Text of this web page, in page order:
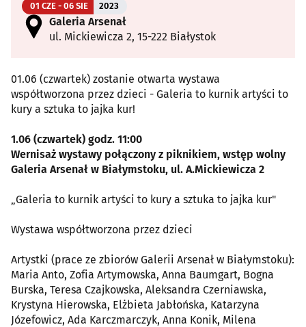
01 CZE - 06 SIE 2023
Galeria Arsenał
ul. Mickiewicza 2, 15-222 Białystok
01.06 (czwartek) zostanie otwarta wystawa
współtworzona przez dzieci - Galeria to kurnik artyści to
kury a sztuka to jajka kur!
1.06 (czwartek) godz. 11:00
Wernisaż wystawy połączony z piknikiem, wstęp wolny
Galeria Arsenał w Białymstoku, ul. A.Mickiewicza 2
„Galeria to kurnik artyści to kury a sztuka to jajka kur"
Wystawa współtworzona przez dzieci
Artystki (prace ze zbiorów Galerii Arsenał w Białymstoku):
Maria Anto, Zofia Artymowska, Anna Baumgart, Bogna
Burska, Teresa Czajkowska, Aleksandra Czerniawska,
Krystyna Hierowska, Elżbieta Jabłońska, Katarzyna
Józefowicz, Ada Karczmarczyk, Anna Konik, Milena